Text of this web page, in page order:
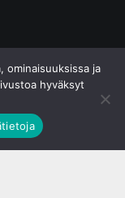
ominaisuuksissa ja
hyväksyt